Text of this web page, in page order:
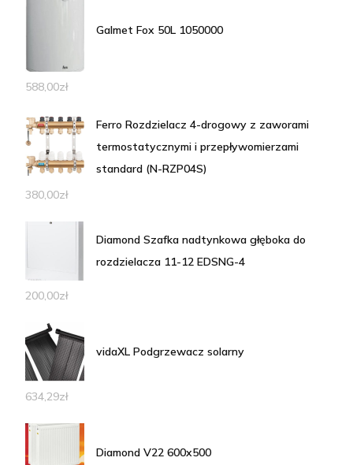
Galmet Fox 50L 1050000
588,00zł
Ferro Rozdzielacz 4-drogowy z zaworami
termostatycznymi i przepływomierzami
standard (N-RZP04S)
380,00zł
Diamond Szafka nadtynkowa głęboka do
rozdzielacza 11-12 EDSNG-4
200,00zł
vidaXL Podgrzewacz solarny
634,29zł
Diamond V22 600x500